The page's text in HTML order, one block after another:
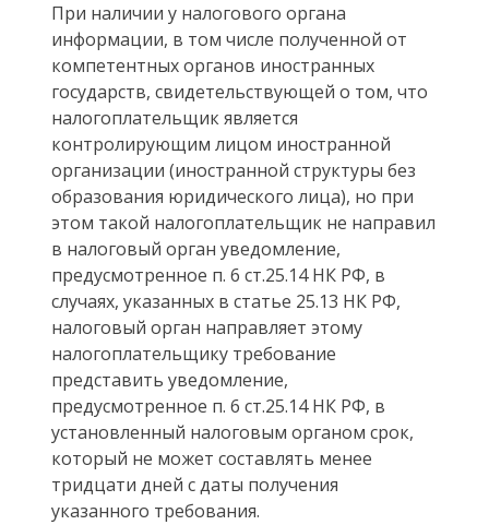
При наличии у налогового органа
информации, в том числе полученной от
компетентных органов иностранных
государств, свидетельствующей о том, что
налогоплательщик является
контролирующим лицом иностранной
организации (иностранной структуры без
образования юридического лица), но при
этом такой налогоплательщик не направил
в налоговый орган уведомление,
предусмотренное п. 6 ст.25.14 НК РФ, в
случаях, указанных в статье 25.13 НК РФ,
налоговый орган направляет этому
налогоплательщику требование
представить уведомление,
предусмотренное п. 6 ст.25.14 НК РФ, в
установленный налоговым органом срок,
который не может составлять менее
тридцати дней с даты получения
указанного требования.